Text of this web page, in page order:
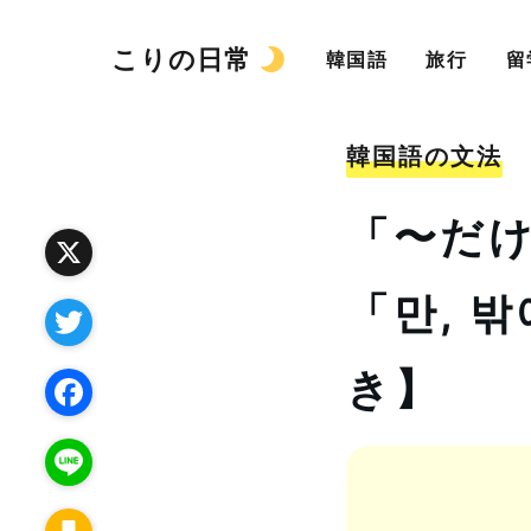
こりの日常 韓国語 旅行 留
韓国語の文法
「〜だ
「만,
き】
X
T
w
t
F
a
L